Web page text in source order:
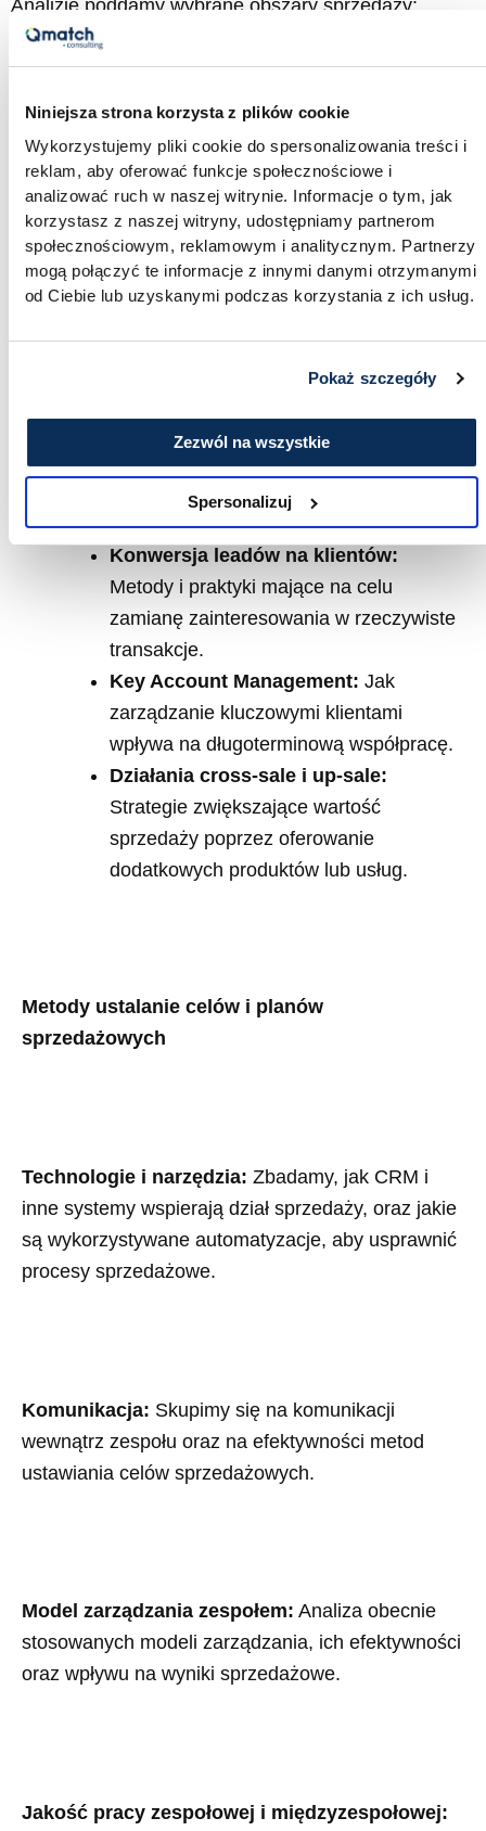
Niniejsza strona korzysta z plików cookie
Wykorzystujemy pliki cookie do spersonalizowania treści i
reklam, aby oferować funkcje społecznościowe i
analizować ruch w naszej witrynie. Informacje o tym, jak
korzystasz z naszej witryny, udostępniamy partnerom
społecznościowym, reklamowym i analitycznym. Partnerzy
mogą połączyć te informacje z innymi danymi otrzymanymi
od Ciebie lub uzyskanymi podczas korzystania z ich usług.
Pokaż szczegóły
Zezwól na wszystkie
Spersonalizuj
Analizie poddamy wybrane obszary sprzedaży:
Procesy i ich skuteczność:Zbadamy, jakie
procesy są stosowane w dziale sprzedaży i jak
przekładają się one na efektywność pracy.
Szczególną uwagę zwrócimy na:
efektywnego reagowania na zapytania
klientów.
Konwersja leadów na klientów:
Metody i praktyki mające na celu
zamianę zainteresowania w rzeczywiste
transakcje.
Key Account Management: Jak
zarządzanie kluczowymi klientami
wpływa na długoterminową współpracę.
Działania cross-sale i up-sale:
Strategie zwiększające wartość
sprzedaży poprzez oferowanie
dodatkowych produktów lub usług.
Metody ustalanie celów i planów
sprzedażowych
Technologie i narzędzia: Zbadamy, jak CRM i
inne systemy wspierają dział sprzedaży, oraz jakie
są wykorzystywane automatyzacje, aby usprawnić
procesy sprzedażowe.
Komunikacja: Skupimy się na komunikacji
wewnątrz zespołu oraz na efektywności metod
ustawiania celów sprzedażowych.
Model zarządzania zespołem: Analiza obecnie
stosowanych modeli zarządzania, ich efektywności
oraz wpływu na wyniki sprzedażowe.
Jakość pracy zespołowej i międzyzespołowej: